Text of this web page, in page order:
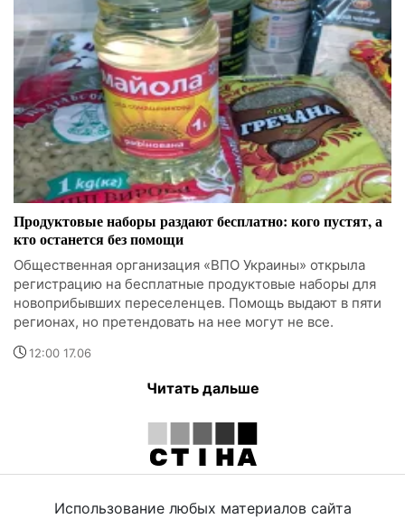
Продуктовые наборы раздают бесплатно: кого пустят, а
кто останется без помощи
Общественная организация «ВПО Украины» открыла
регистрацию на бесплатные продуктовые наборы для
новоприбывших переселенцев. Помощь выдают в пяти
регионах, но претендовать на нее могут не все.
12:00 17.06
Читать дальше
Использование любых материалов сайта